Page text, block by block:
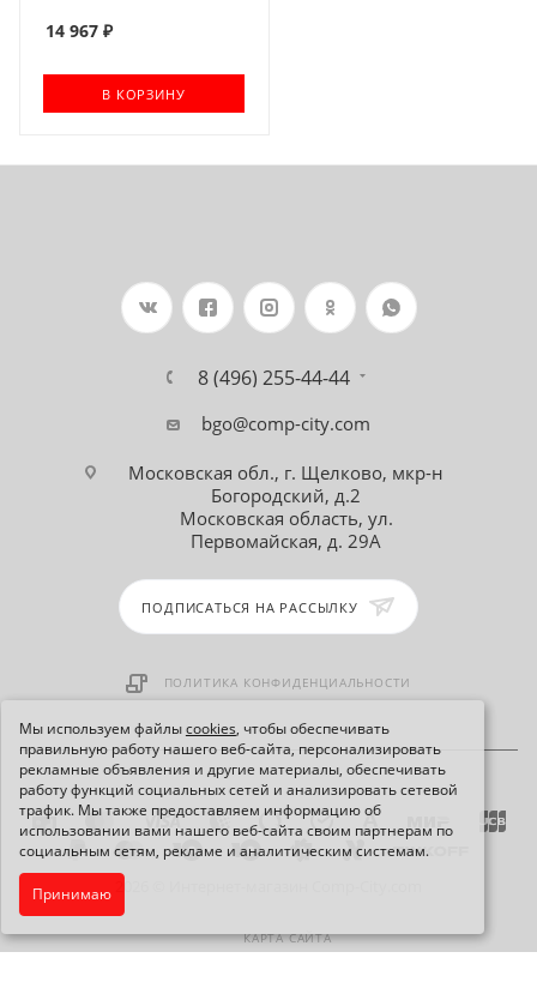
Мы используем файлыcookies, чтобы обеспечивать
правильную работу нашего веб-сайта, персонализировать
рекламные объявления и другие материалы, обеспечивать
работу функций социальных сетей и анализировать сетевой
трафик. Мы также предоставляем информацию об
использовании вами нашего веб-сайта своим партнерам по
социальным сетям, рекламе и аналитическим системам.
Принимаю
14 967 ₽
В КОРЗИНУ
8 (496) 255-44-44
bgo@comp-city.com
Московская обл., г. Щелково, мкр-н
Богородский, д.2
Московская область, ул.
Первомайская, д. 29А
ПОДПИСАТЬСЯ НА РАССЫЛКУ
ПОЛИТИКА КОНФИДЕНЦИАЛЬНОСТИ
КАРТА САЙТА